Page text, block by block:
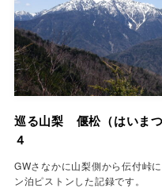
巡る山梨 偃松（はいま
４
GWさなかに山梨側から伝付峠
ン泊ピストンした記録です。